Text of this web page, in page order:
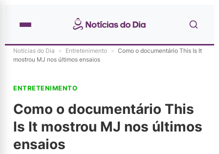
Notícias do Dia » Entretenimento » Como o documentário This Is It
mostrou MJ nos últimos ensaios
ENTRETENIMENTO
Como o documentário This
Is It mostrou MJ nos últimos
ensaios